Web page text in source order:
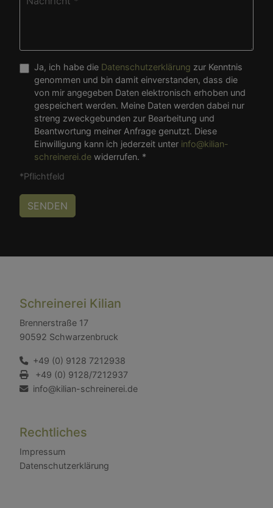
Ja, ich habe die Datenschutzerklärung zur Kenntnis
genommen und bin damit einverstanden, dass die
von mir angegeben Daten elektronisch erhoben und
gespeichert werden. Meine Daten werden dabei nur
streng zweckgebunden zur Bearbeitung und
Beantwortung meiner Anfrage genutzt. Diese
Einwilligung kann ich jederzeit unter info@kilian-
schreinerei.de widerrufen. *
*Pflichtfeld
Schreinerei Kilian
Brennerstraße 17
90592 Schwarzenbruck
+49 (0) 9128 7212938
+49 (0) 9128/7212937
info@kilian-schreinerei.de
Rechtliches
Impressum
Datenschutzerklärung